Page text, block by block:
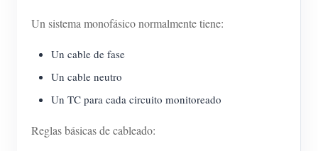
Un sistema monofásico normalmente tiene:
Un cable de fase
Un cable neutro
Un TC para cada circuito monitoreado
Reglas básicas de cableado: